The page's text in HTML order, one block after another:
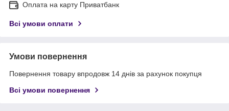
Оплата на карту Приватбанк
Всі умови оплати
Умови повернення
Повернення товару впродовж 14 днів за рахунок покупця
Всі умови повернення